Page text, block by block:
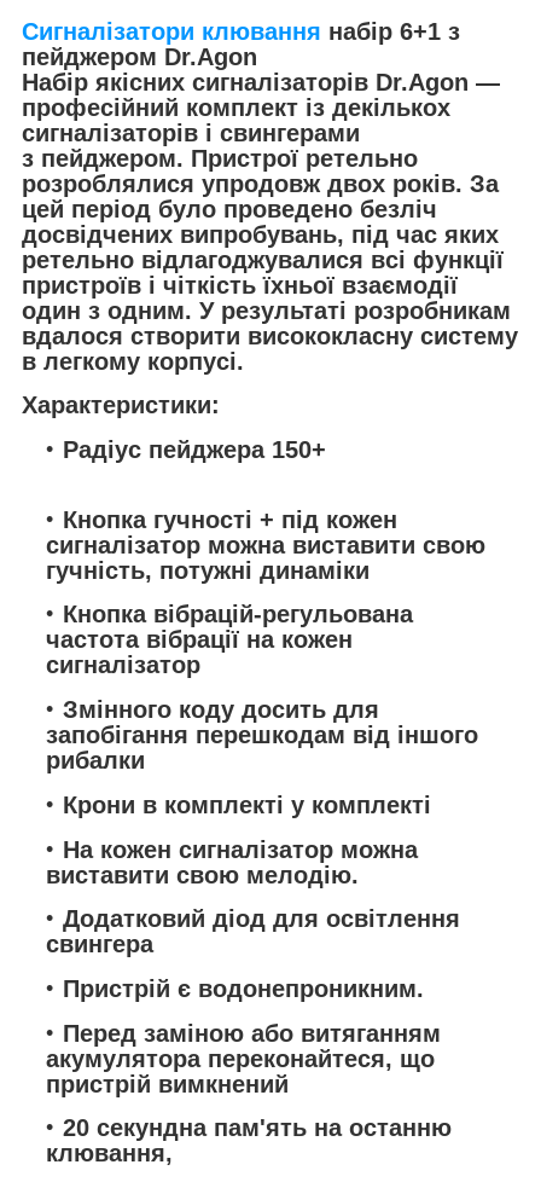
Сигналізатори клювання набір 6+1 з
пейджером Dr.Agon
Набір якісних сигналізаторів Dr.Agon —
професійний комплект із декількох
сигналізаторів і свингерами
з пейджером. Пристрої ретельно
розроблялися упродовж двох років. За
цей період було проведено безліч
досвідчених випробувань, під час яких
ретельно відлагоджувалися всі функції
пристроїв і чіткість їхньої взаємодії
один з одним. У результаті розробникам
вдалося створити висококласну систему
в легкому корпусі.
Характеристики:
Радіус пейджера 150+
Кнопка гучності + під кожен
сигналізатор можна виставити свою
гучність, потужні динаміки
Кнопка вібрацій-регульована
частота вібрації на кожен
сигналізатор
Змінного коду досить для
запобігання перешкодам від іншого
рибалки
Крони в комплекті у комплекті
На кожен сигналізатор можна
виставити свою мелодію.
Додатковий діод для освітлення
свингера
Пристрій є водонепроникним.
Перед заміною або витяганням
акумулятора переконайтеся, що
пристрій вимкнений
20 секундна пам'ять на останню
клювання,